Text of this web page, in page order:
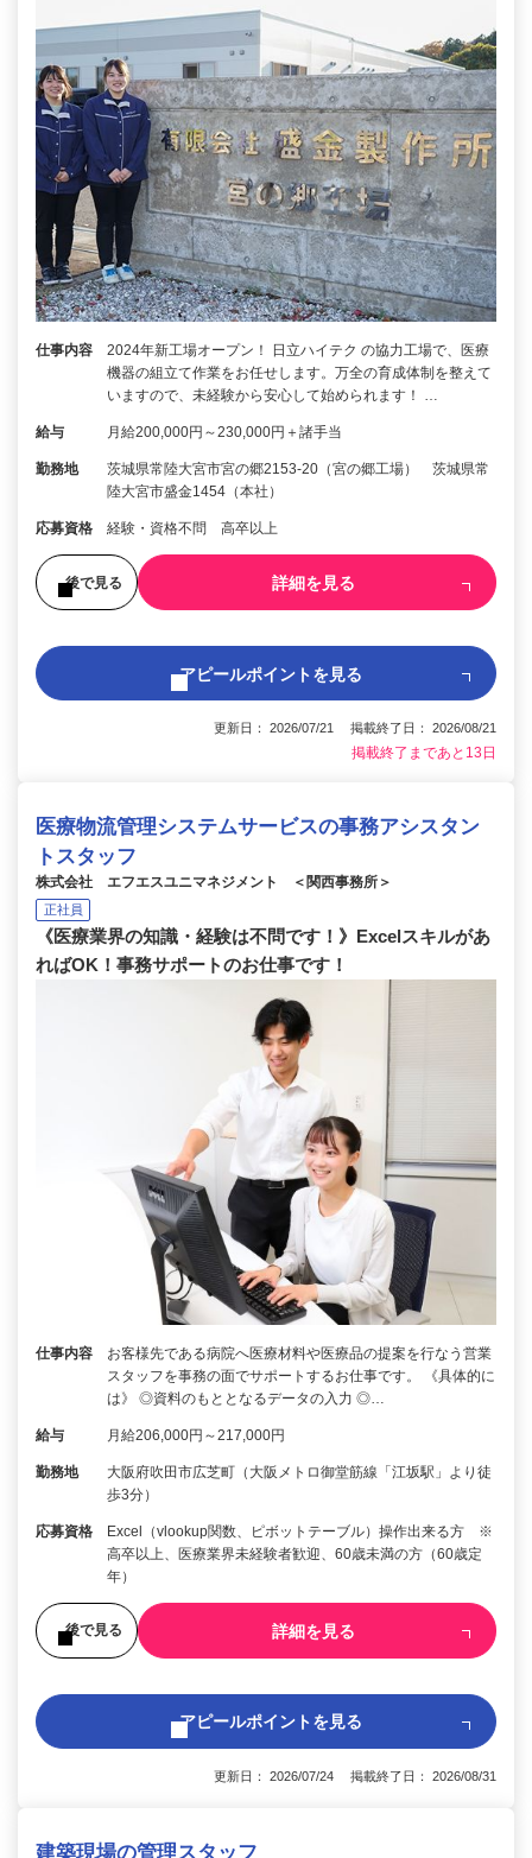
仕事内容
2024年新工場オープン！ 日立ハイテク の協力工場で、医療
機器の組立て作業をお任せします。万全の育成体制を整えて
いますので、未経験から安心して始められます！ …
給与 月給200,000円～230,000円＋諸手当
勤務地
茨城県常陸大宮市宮の郷2153-20（宮の郷工場） 茨城県常
陸大宮市盛金1454（本社）
応募資格 経験・資格不問 高卒以上
後で見る 詳細を見る
アピールポイントを見る
更新日： 2026/07/21 掲載終了日： 2026/08/21
掲載終了まであと13日
医療物流管理システムサービスの事務アシスタン
トスタッフ
株式会社 エフエスユニマネジメント ＜関西事務所＞
正社員
《医療業界の知識・経験は不問です！》Excelスキルがあ
ればOK！事務サポートのお仕事です！
仕事内容
お客様先である病院へ医療材料や医療品の提案を行なう営業
スタッフを事務の面でサポートするお仕事です。 《具体的に
は》 ◎資料のもととなるデータの入力 ◎…
給与 月給206,000円～217,000円
勤務地
大阪府吹田市広芝町（大阪メトロ御堂筋線「江坂駅」より徒
歩3分）
応募資格
Excel（vlookup関数、ピボットテーブル）操作出来る方 ※
高卒以上、医療業界未経験者歓迎、60歳未満の方（60歳定
年）
後で見る 詳細を見る
アピールポイントを見る
更新日： 2026/07/24 掲載終了日： 2026/08/31
建築現場の管理スタッフ